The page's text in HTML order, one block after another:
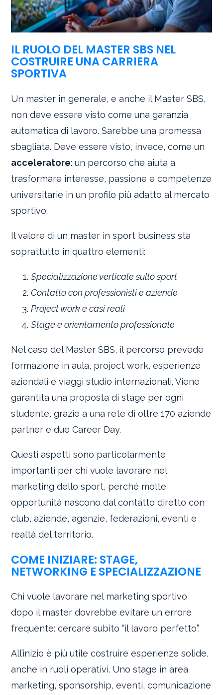
IL RUOLO DEL MASTER SBS NEL
COSTRUIRE UNA CARRIERA
SPORTIVA
Un master in generale, e anche il Master SBS,
non deve essere visto come una garanzia
automatica di lavoro. Sarebbe una promessa
sbagliata. Deve essere visto, invece, come un
acceleratore: un percorso che aiuta a
trasformare interesse, passione e competenze
universitarie in un profilo più adatto al mercato
sportivo.
Il valore di un master in sport business sta
soprattutto in quattro elementi:
Specializzazione verticale sullo sport
Contatto con professionisti e aziende
Project work e casi reali
Stage e orientamento professionale
Nel caso del Master SBS, il percorso prevede
formazione in aula, project work, esperienze
aziendali e viaggi studio internazionali. Viene
garantita una proposta di stage per ogni
studente, grazie a una rete di oltre 170 aziende
partner e due Career Day.
Questi aspetti sono particolarmente
importanti per chi vuole lavorare nel
marketing dello sport, perché molte
opportunità nascono dal contatto diretto con
club, aziende, agenzie, federazioni, eventi e
realtà del territorio.
COME INIZIARE: STAGE,
NETWORKING E SPECIALIZZAZIONE
Chi vuole lavorare nel marketing sportivo
dopo il master dovrebbe evitare un errore
frequente: cercare subito “il lavoro perfetto”.
All’inizio è più utile costruire esperienze solide,
anche in ruoli operativi. Uno stage in area
marketing, sponsorship, eventi, comunicazione